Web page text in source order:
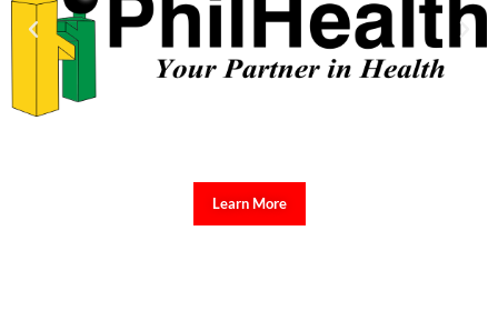
Learn More